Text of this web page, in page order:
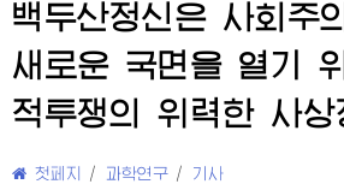
백두산정신은 사회주
새로운 국면을 열기
적투쟁의 위력한 사상
첫페지 / 과학연구 / 기사